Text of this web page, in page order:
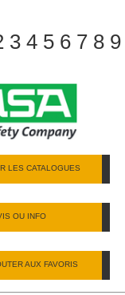
3 4 5 6 7 8 9
LES CATALOGUES
OU INFO
AUX FAVORIS